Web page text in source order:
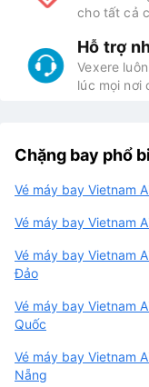
cho tất cả
Hỗ trợ
Vexere
lúc mọi nơi
Chặng bay phổ
Vé máy bay Vietnam
Vé máy bay Vietnam
Vé máy bay Vietnam
Đảo
Vé máy bay Vietnam
Quốc
Vé máy bay Vietnam
Nẵng